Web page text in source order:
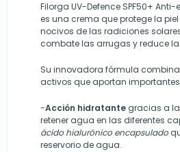
Filorga UV-Defence SPF50+
es una crema que protege la
nocivos de las radiciones
combate las arrugas y reduce
Su innovadora fórmula
activos que aportan
-Acción hidratante gracias a
retener agua en las diferentes
ácido hialurónico encapsulado
reservorio de agua.